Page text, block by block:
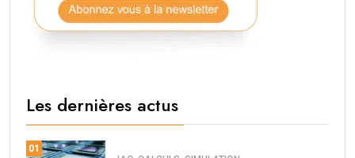
Les dernières actus
01